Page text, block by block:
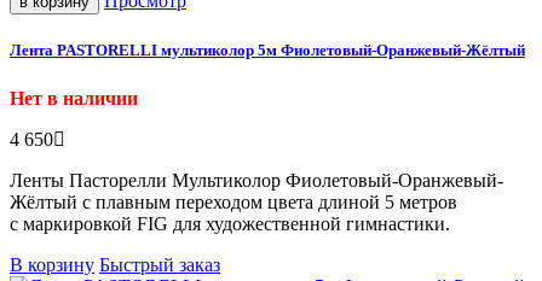
Лента PASTORELLI мультиколор 5м Фиолетовый-Оранжевый-Жёлтый
Нет в наличии
4 650
Ленты Пасторелли Мультиколор Фиолетовый-Оранжевый-
Жёлтый с плавным переходом цвета длиной 5 метров
с маркировкой FIG для художественной гимнастики.
В корзину Быстрый заказ